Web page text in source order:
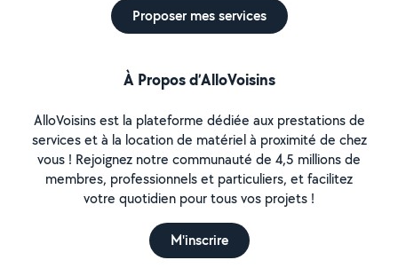
Proposer mes services
À Propos d’AlloVoisins
AlloVoisins est la plateforme dédiée aux prestations de
services et à la location de matériel à proximité de chez
vous ! Rejoignez notre communauté de 4,5 millions de
membres, professionnels et particuliers, et facilitez
votre quotidien pour tous vos projets !
M'inscrire